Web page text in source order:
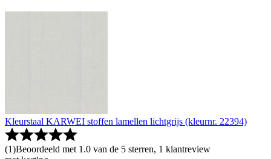
Kleurstaal KARWEI stoffen lamellen lichtgrijs (kleurnr. 22394)
(1)Beoordeeld met 1.0 van de 5 sterren, 1 klantreview